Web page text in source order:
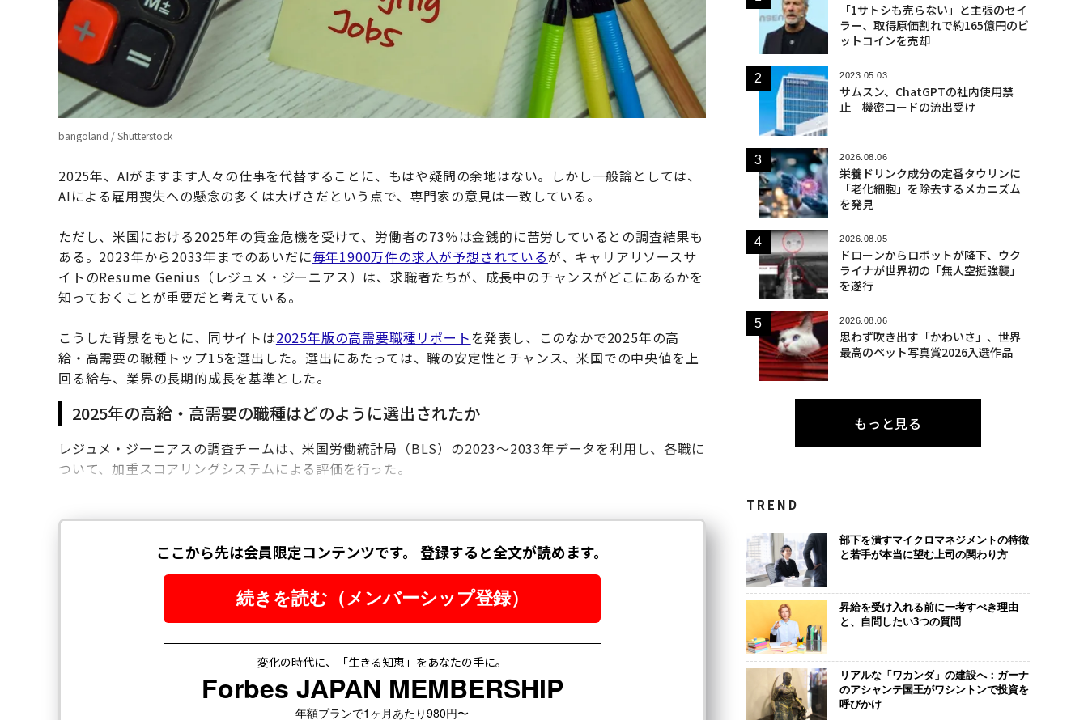
bangoland / Shutterstock
2025年、AIがますます人々の仕事を代替することに、もはや疑問の余地はない。しかし一般論としては、
AIによる雇用喪失への懸念の多くは大げさだという点で、専門家の意見は一致している。
ただし、米国における2025年の賃金危機を受けて、労働者の73％は金銭的に苦労しているとの調査結果も
ある。2023年から2033年までのあいだに毎年1900万件の求人が予想されているが、キャリアリソースサ
イトのResume Genius（レジュメ・ジーニアス）は、求職者たちが、成長中のチャンスがどこにあるかを
知っておくことが重要だと考えている。
こうした背景をもとに、同サイトは2025年版の高需要職種リポートを発表し、このなかで2025年の高
給・高需要の職種トップ15を選出した。選出にあたっては、職の安定性とチャンス、米国での中央値を上
回る給与、業界の長期的成長を基準とした。
2025年の高給・高需要の職種はどのように選出されたか
レジュメ・ジーニアスの調査チームは、米国労働統計局（BLS）の2023～2033年データを利用し、各職に
ついて、加重スコアリングシステムによる評価を行った。
「1サトシも売らない」と主張のセイ
ラー、取得原価割れで約165億円のビ
ットコインを売却
2023.05.03
サムスン、ChatGPTの社内使用禁
止 機密コードの流出受け
2026.08.06
栄養ドリンク成分の定番タウリンに
「老化細胞」を除去するメカニズム
を発見
2026.08.05
ドローンからロボットが降下、ウク
ライナが世界初の「無人空挺強襲」
を遂行
2026.08.06
思わず吹き出す「かわいさ」、世界
最高のペット写真賞2026入選作品
もっと見る
TREND
部下を潰すマイクロマネジメントの特徴
と若手が本当に望む上司の関わり方
昇給を受け入れる前に一考すべき理由
と、自問したい3つの質問
リアルな「ワカンダ」の建設へ：ガーナ
のアシャンテ国王がワシントンで投資を
呼びかけ